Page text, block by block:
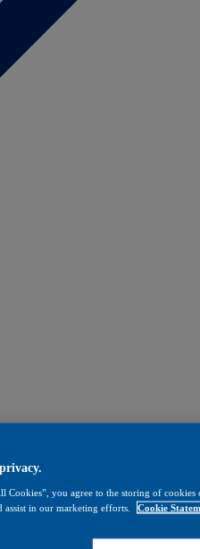
Cookies”, you agree to the storing of
assist in our marketing efforts.
Cookie